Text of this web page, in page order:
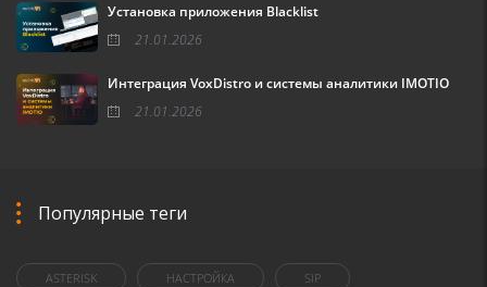
Установка приложения Blacklist
21.01.2026
Интеграция VoxDistro и системы аналитики IMOTIO
21.01.2026
Популярные теги
ASTERISK НАСТРОЙКА SIP